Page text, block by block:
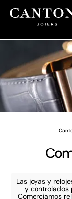
Las joyas y
y controlados
Comerciamos